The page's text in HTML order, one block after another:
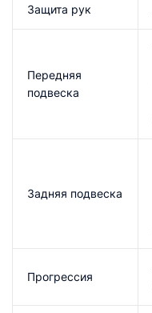
Защита рук
Передняя
подвеска
Задняя подвеска
Прогрессия